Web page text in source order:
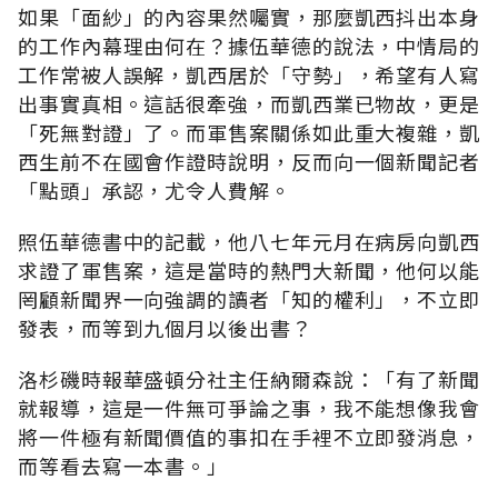
如果「面紗」的內容果然囑實，那麼凱西抖出本身
的工作內幕理由何在？據伍華德的說法，中情局的
工作常被人誤解，凱西居於「守勢」，希望有人寫
出事實真相。這話很牽強，而凱西業已物故，更是
「死無對證」了。而軍售案關係如此重大複雜，凱
西生前不在國會作證時說明，反而向一個新聞記者
「點頭」承認，尤令人費解。
照伍華德書中的記載，他八七年元月在病房向凱西
求證了軍售案，這是當時的熱門大新聞，他何以能
罔顧新聞界一向強調的讀者「知的權利」，不立即
發表，而等到九個月以後出書？
洛杉磯時報華盛頓分社主任納爾森說：「有了新聞
就報導，這是一件無可爭論之事，我不能想像我會
將一件極有新聞價值的事扣在手裡不立即發消息，
而等看去寫一本書。」